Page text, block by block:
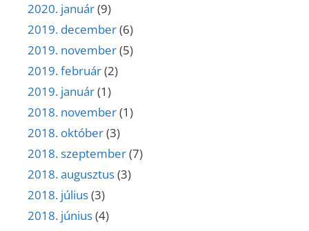
2020. január(9)
2019. december(6)
2019. november(5)
2019. február(2)
2019. január(1)
2018. november(1)
2018. október(3)
2018. szeptember(7)
2018. augusztus(3)
2018. július(3)
2018. június(4)